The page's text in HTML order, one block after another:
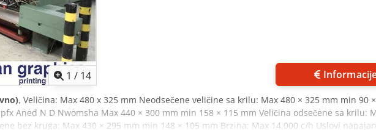
1 / 14
, Veličina: Max 480 x 325 mm Neodsečene veličine sa krilu: Max 480 × 325 mm min 90
Aned N D Nwomsha Max 440 × 300 mm min 158 × 115 mm Veličina odsečene sa krilu:
bez kruga: Max 430 × 295 mm min 148 × 105 mm Brzina: Max 14,000 c/h Uslovi